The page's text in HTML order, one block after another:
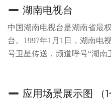
湖南电视台
中国湖南电视台是湖南省最
台。1997年1月1日，湖南电
号卫星传送，频道呼号“湖南
应用场景展示图 （1